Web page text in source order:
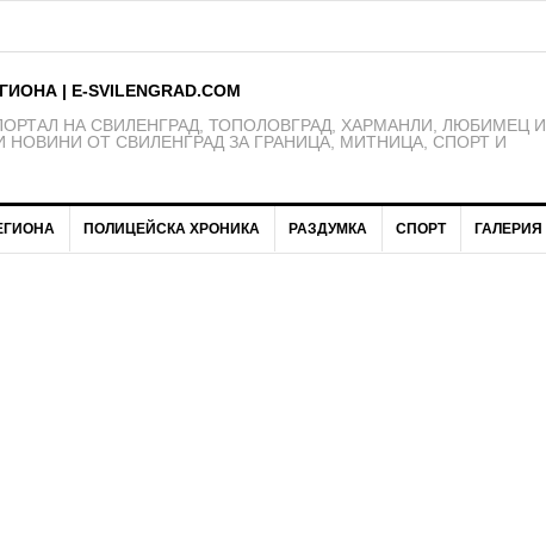
| E-SVILENGRAD.COM
НА СВИЛЕНГРАД, ТОПОЛОВГРАД, ХАРМАНЛИ, ЛЮБИМЕЦ И
НОВИНИ ОТ СВИЛЕНГРАД ЗА ГРАНИЦА, МИТНИЦА, СПОРТ И
ПОЛИЦЕЙСКА ХРОНИКА РАЗДУМКА СПОРТ ГАЛЕРИЯ